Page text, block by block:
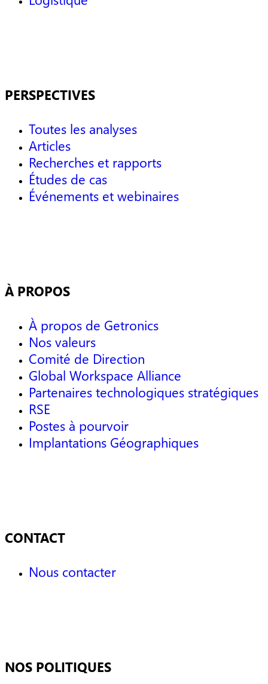
PERSPECTIVES
Toutes les analyses
Articles
Recherches et rapports
Études de cas
Événements et webinaires
À PROPOS
À propos de Getronics
Nos valeurs
Comité de Direction
Global Workspace Alliance
Partenaires technologiques stratégiques
RSE
Postes à pourvoir
Implantations Géographiques
CONTACT
Nous contacter
NOS POLITIQUES